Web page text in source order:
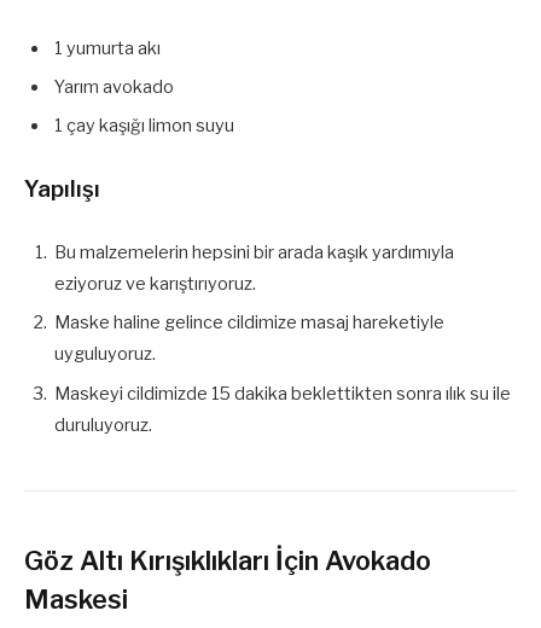
1 yumurta akı
Yarım avokado
1 çay kaşığı limon suyu
Yapılışı
Bu malzemelerin hepsini bir arada kaşık yardımıyla
eziyoruz ve karıştırıyoruz.
Maske haline gelince cildimize masaj hareketiyle
uyguluyoruz.
Maskeyi cildimizde 15 dakika beklettikten sonra ılık su ile
duruluyoruz.
Göz Altı Kırışıklıkları İçin Avokado
Maskesi